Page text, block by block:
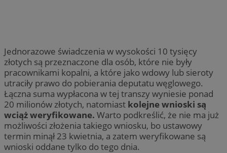
Jednorazowe świadczenia w wysokości 10 tysięcy
złotych są przeznaczone dla osób, które nie były
pracownikami kopalni, a które jako wdowy lub sieroty
utraciły prawo do pobierania deputatu węglowego.
Łączna suma wypłacona w tej transzy wyniesie ponad
20 milionów złotych, natomiast kolejne wnioski są
wciąż weryfikowane. Warto podkreślić, że nie ma już
możliwości złożenia takiego wniosku, bo ustawowy
termin minął 23 kwietnia, a zatem weryfikowane są
wnioski oddane tylko do tego dnia.